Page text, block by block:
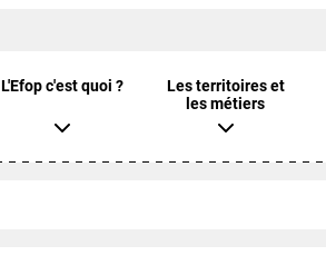
L'Efop c'est quoi ?
Les territoires et
les métiers